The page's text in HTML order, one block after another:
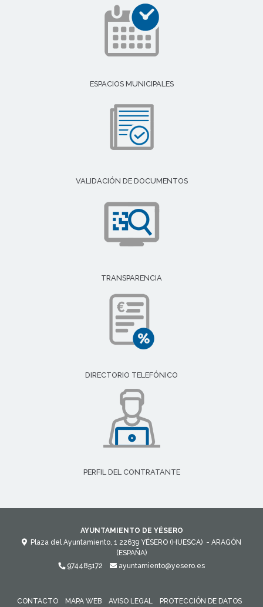
ESPACIOS MUNICIPALES
VALIDACIÓN DE DOCUMENTOS
TRANSPARENCIA
DIRECTORIO TELEFÓNICO
PERFIL DEL CONTRATANTE
AYUNTAMIENTO DE YÉSERO
Plaza del Ayuntamiento, 1 22639 YÉSERO (HUESCA) - ARAGÓN
(ESPAÑA)
974485172
ayuntamiento@yesero.es
CONTACTO MAPA WEB AVISO LEGAL PROTECCIÓN DE DATOS